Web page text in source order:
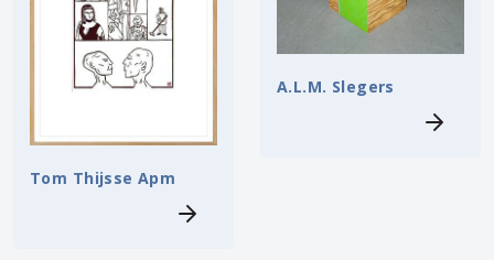
Tom Thijsse Apm
A.L.M. Slegers